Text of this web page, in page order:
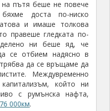
на пътя беше не повече
доста по-ниско
и имаше толкова
правеше гледката по-
ни беше яд, че
се отбием надясно в
да се връщаме да
Междувременно
който ни
с румънска нафта,
000км.